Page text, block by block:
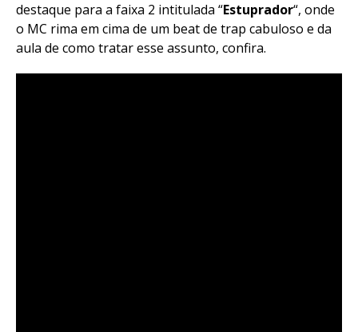
destaque para a faixa 2 intitulada “Estuprador“, onde
o MC rima em cima de um beat de trap cabuloso e da
aula de como tratar esse assunto, confira.